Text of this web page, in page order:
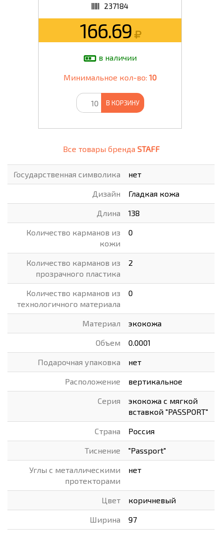
237184
166.69
в наличии
Минимальное кол-во: 10
В КОРЗИНУ
Все товары бренда STAFF
Государственная символика нет
Дизайн Гладкая кожа
Длина 138
Количество карманов из
кожи
0
Количество карманов из
прозрачного пластика
2
Количество карманов из
технологичного материала
0
Материал экокожа
Объем 0.0001
Подарочная упаковка нет
Расположение вертикальное
Серия
экокожа с мягкой
вставкой "PASSPORT"
Страна Россия
Тиснение "Passport"
Углы с металлическими
протекторами
нет
Цвет коричневый
Ширина 97